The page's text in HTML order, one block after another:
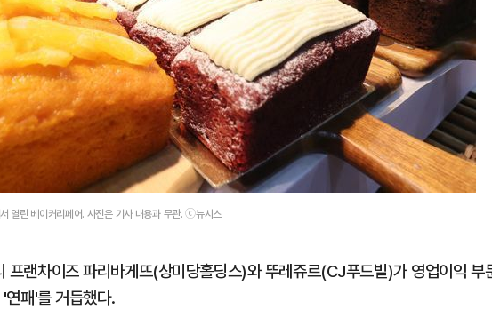
열린 베이커리페어. 사진은 기사 내용과 무관. ⓒ뉴시스
프랜차이즈 파리바게뜨(상미당홀딩스)와 뚜레쥬르(CJ푸드빌)가 영업이익 부
패'를 거듭했다.